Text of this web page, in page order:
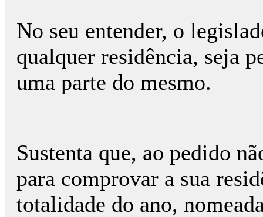
No seu entender, o
qualquer residência, seja
uma parte do mesmo.
Sustenta que, ao pedido
para comprovar a sua
totalidade do ano,